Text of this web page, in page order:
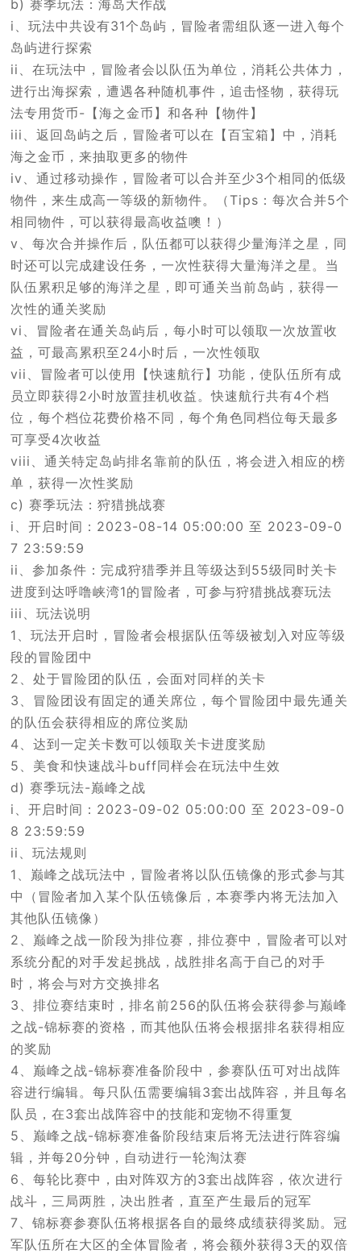
b) 赛季玩法：海岛大作战
i、玩法中共设有31个岛屿，冒险者需组队逐一进入每个
岛屿进行探索
ii、在玩法中，冒险者会以队伍为单位，消耗公共体力，
进行出海探索，遭遇各种随机事件，追击怪物，获得玩
法专用货币-【海之金币】和各种【物件】
iii、返回岛屿之后，冒险者可以在【百宝箱】中，消耗
海之金币，来抽取更多的物件
iv、通过移动操作，冒险者可以合并至少3个相同的低级
物件，来生成高一等级的新物件。（Tips：每次合并5个
相同物件，可以获得最高收益噢！）
v、每次合并操作后，队伍都可以获得少量海洋之星，同
时还可以完成建设任务，一次性获得大量海洋之星。当
队伍累积足够的海洋之星，即可通关当前岛屿，获得一
次性的通关奖励
vi、冒险者在通关岛屿后，每小时可以领取一次放置收
益，可最高累积至24小时后，一次性领取
vii、冒险者可以使用【快速航行】功能，使队伍所有成
员立即获得2小时放置挂机收益。快速航行共有4个档
位，每个档位花费价格不同，每个角色同档位每天最多
可享受4次收益
viii、通关特定岛屿排名靠前的队伍，将会进入相应的榜
单，获得一次性奖励
c) 赛季玩法：狩猎挑战赛
i、开启时间：2023-08-14 05:00:00 至 2023-09-0
7 23:59:59
ii、参加条件：完成狩猎季并且等级达到55级同时关卡
进度到达呼噜峡湾1的冒险者，可参与狩猎挑战赛玩法
iii、玩法说明
1、玩法开启时，冒险者会根据队伍等级被划入对应等级
段的冒险团中
2、处于冒险团的队伍，会面对同样的关卡
3、冒险团设有固定的通关席位，每个冒险团中最先通关
的队伍会获得相应的席位奖励
4、达到一定关卡数可以领取关卡进度奖励
5、美食和快速战斗buff同样会在玩法中生效
d) 赛季玩法-巅峰之战
i、开启时间：2023-09-02 05:00:00 至 2023-09-0
8 23:59:59
ii、玩法规则
1、巅峰之战玩法中，冒险者将以队伍镜像的形式参与其
中（冒险者加入某个队伍镜像后，本赛季内将无法加入
其他队伍镜像）
2、巅峰之战一阶段为排位赛，排位赛中，冒险者可以对
系统分配的对手发起挑战，战胜排名高于自己的对手
时，将会与对方交换排名
3、排位赛结束时，排名前256的队伍将会获得参与巅峰
之战-锦标赛的资格，而其他队伍将会根据排名获得相应
的奖励
4、巅峰之战-锦标赛准备阶段中，参赛队伍可对出战阵
容进行编辑。每只队伍需要编辑3套出战阵容，并且每名
队员，在3套出战阵容中的技能和宠物不得重复
5、巅峰之战-锦标赛准备阶段结束后将无法进行阵容编
辑，并每20分钟，自动进行一轮淘汰赛
6、每轮比赛中，由对阵双方的3套出战阵容，依次进行
战斗，三局两胜，决出胜者，直至产生最后的冠军
7、锦标赛参赛队伍将根据各自的最终成绩获得奖励。冠
军队伍所在大区的全体冒险者，将会额外获得3天的双倍